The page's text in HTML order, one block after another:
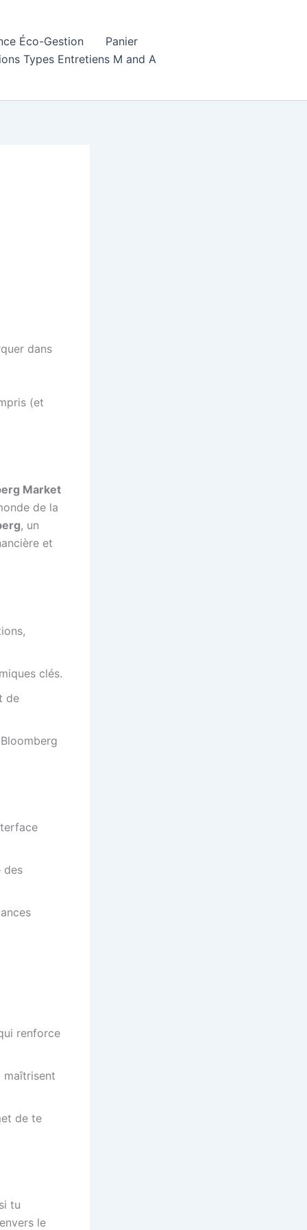
Éco-Gestion
Panier
Types Entretiens M and A
dans
(et
Market
de la
, un
et
clés.
de
des
renforce
maîtrisent
de te
tu
le